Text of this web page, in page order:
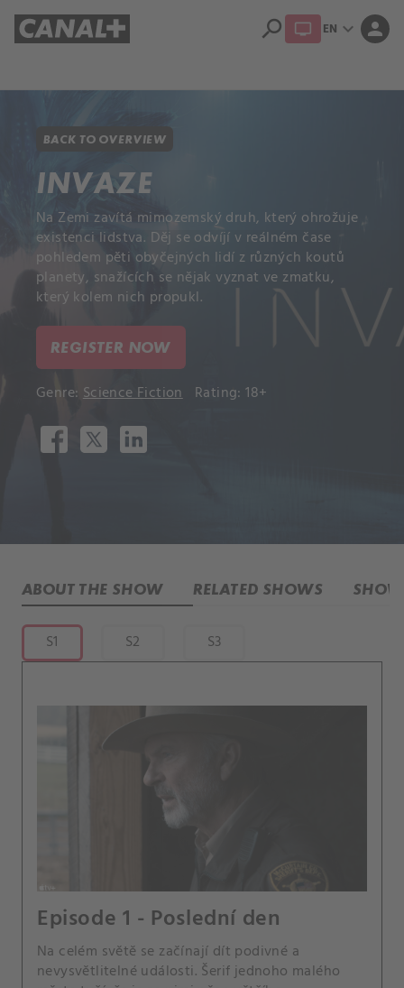
search EN expand_more person
BACK TO OVERVIEW
INVAZE
Na Zemi zavítá mimozemský druh, který ohrožuje
existenci lidstva. Děj se odvíjí v reálném čase
pohledem pěti obyčejných lidí z různých koutů
planety, snažících se nějak vyznat ve zmatku,
který kolem nich propukl.
REGISTER NOW
Genre: Science Fiction Rating: 18+
ABOUT THE SHOW RELATED SHOWS
S1 S2 S3
Episode 1 - Poslední den
Na celém světě se začínají dít podivné a
nevysvětlitelné události. Šerif jednoho malého